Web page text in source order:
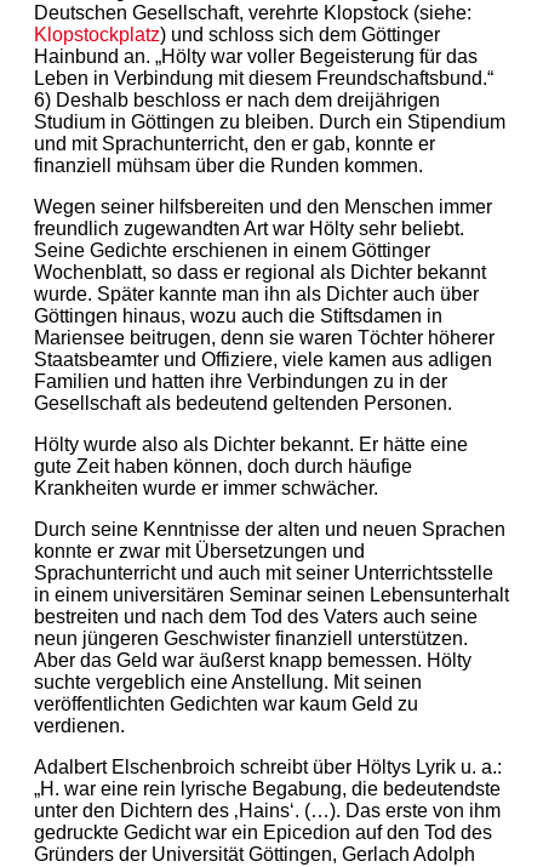
Deutschen Gesellschaft, verehrte Klopstock (siehe:
Klopstockplatz) und schloss sich dem Göttinger
Hainbund an. „Hölty war voller Begeisterung für das
Leben in Verbindung mit diesem Freundschaftsbund.“
6) Deshalb beschloss er nach dem dreijährigen
Studium in Göttingen zu bleiben. Durch ein Stipendium
und mit Sprachunterricht, den er gab, konnte er
finanziell mühsam über die Runden kommen.
Wegen seiner hilfsbereiten und den Menschen immer
freundlich zugewandten Art war Hölty sehr beliebt.
Seine Gedichte erschienen in einem Göttinger
Wochenblatt, so dass er regional als Dichter bekannt
wurde. Später kannte man ihn als Dichter auch über
Göttingen hinaus, wozu auch die Stiftsdamen in
Mariensee beitrugen, denn sie waren Töchter höherer
Staatsbeamter und Offiziere, viele kamen aus adligen
Familien und hatten ihre Verbindungen zu in der
Gesellschaft als bedeutend geltenden Personen.
Hölty wurde also als Dichter bekannt. Er hätte eine
gute Zeit haben können, doch durch häufige
Krankheiten wurde er immer schwächer.
Durch seine Kenntnisse der alten und neuen Sprachen
konnte er zwar mit Übersetzungen und
Sprachunterricht und auch mit seiner Unterrichtsstelle
in einem universitären Seminar seinen Lebensunterhalt
bestreiten und nach dem Tod des Vaters auch seine
neun jüngeren Geschwister finanziell unterstützen.
Aber das Geld war äußerst knapp bemessen. Hölty
suchte vergeblich eine Anstellung. Mit seinen
veröffentlichten Gedichten war kaum Geld zu
verdienen.
Adalbert Elschenbroich schreibt über Höltys Lyrik u. a.:
„H. war eine rein lyrische Begabung, die bedeutendste
unter den Dichtern des ‚Hains‘. (…). Das erste von ihm
gedruckte Gedicht war ein Epicedion auf den Tod des
Gründers der Universität Göttingen, Gerlach Adolph